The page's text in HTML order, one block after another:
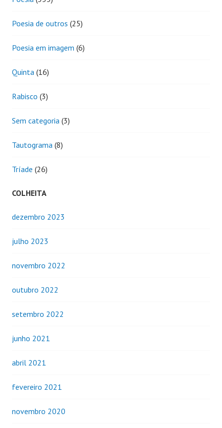
Poesia de outros (25)
Poesia em imagem (6)
Quinta (16)
Rabisco (3)
Sem categoria (3)
Tautograma (8)
Tríade (26)
COLHEITA
dezembro 2023
julho 2023
novembro 2022
outubro 2022
setembro 2022
junho 2021
abril 2021
fevereiro 2021
novembro 2020